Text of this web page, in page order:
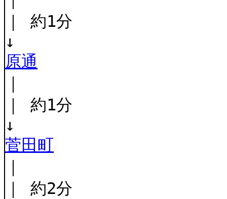
｜ 約1分
↓
原通
｜ 約1分
↓
菅田町
｜ 約2分